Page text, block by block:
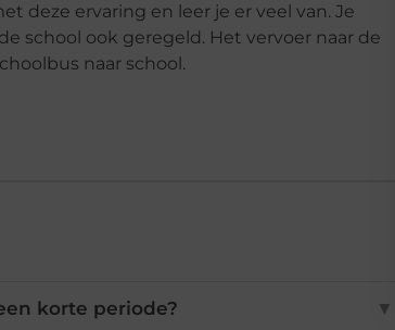
deze ervaring en leer je er veel van. Je
school ook geregeld. Het vervoer naar de
naar school.
korte periode? ▼